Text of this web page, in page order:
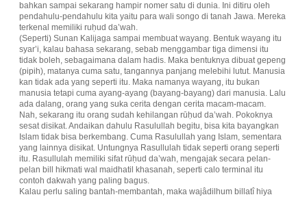
bahkan sampai sekarang hampir nomer satu di dunia. Ini ditiru oleh
pendahulu-pendahulu kita yaitu para wali songo di tanah Jawa. Mereka
terkenal memiliki ruḥud da’wah.
(Seperti) Sunan Kalijaga sampai membuat wayang. Bentuk wayang itu
syar’i, kalau bahasa sekarang, sebab menggambar tiga dimensi itu
tidak boleh, sebagaimana dalam hadis. Maka bentuknya dibuat gepeng
(pipih), matanya cuma satu, tangannya panjang melebihi lutut. Manusia
kan tidak ada yang seperti itu. Maka namanya wayang, itu bukan
manusia tetapi cuma ayang-ayang (bayang-bayang) dari manusia. Lalu
ada dalang, orang yang suka cerita dengan cerita macam-macam.
Nah, sekarang itu orang sudah kehilangan rūḥud da’wah. Pokoknya
sesat disikat. Andaikan dahulu Rasulullah begitu, bisa kita bayangkan
Islam tidak bisa berkembang. Cuma Rasulullah yang Islam, sementara
yang lainnya disikat. Untungnya Rasullulah tidak seperti orang seperti
itu. Rasullulah memiliki sifat rūḥud da’wah, mengajak secara pelan-
pelan bill hikmati wal maidhatil khasanah, seperti calo terminal itu
contoh dakwah yang paling bagus.
Kalau perlu saling bantah-membantah, maka wajâdilhum billatî hiya